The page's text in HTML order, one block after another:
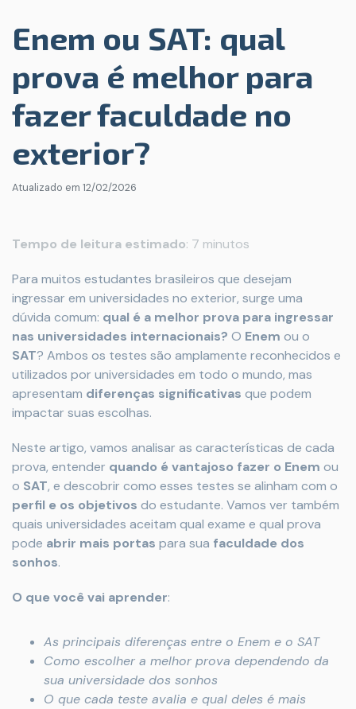
Enem ou SAT: qual
prova é melhor para
fazer faculdade no
exterior?
Atualizado em 12/02/2026
Tempo de leitura estimado: 7 minutos
Para muitos estudantes brasileiros que desejam
ingressar em universidades no exterior, surge uma
dúvida comum: qual é a melhor prova para ingressar
nas universidades internacionais? O Enem ou o
SAT? Ambos os testes são amplamente reconhecidos e
utilizados por universidades em todo o mundo, mas
apresentam diferenças significativas que podem
impactar suas escolhas.
Neste artigo, vamos analisar as características de cada
prova, entender quando é vantajoso fazer o Enem ou
o SAT, e descobrir como esses testes se alinham com o
perfil e os objetivos do estudante. Vamos ver também
quais universidades aceitam qual exame e qual prova
pode abrir mais portas para sua faculdade dos
sonhos.
O que você vai aprender:
As principais diferenças entre o Enem e o SAT
Como escolher a melhor prova dependendo da
sua universidade dos sonhos
O que cada teste avalia e qual deles é mais